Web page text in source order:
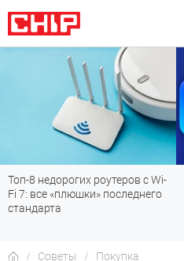
Топ-8 недорогих роутеров с Wi-
Fi 7: все «плюшки» последнего
стандарта
Советы Покупка